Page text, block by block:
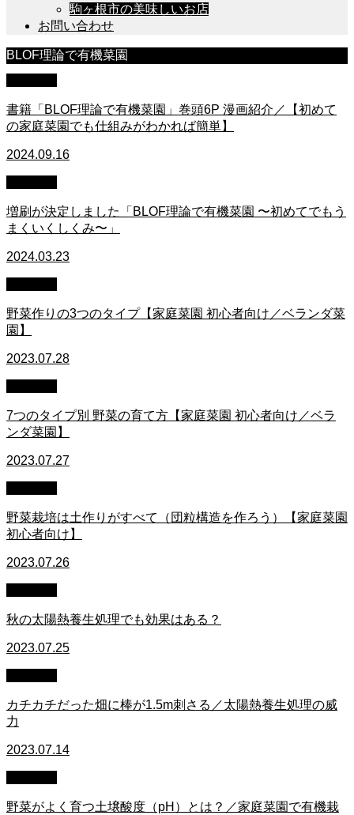
駒ヶ根市の美味しいお店
お問い合わせ
BLOF理論で有機菜園
書籍「BLOF理論で有機菜園」巻頭6P 漫画紹介／【初めて
の家庭菜園でも仕組みがわかれば簡単】
2024.09.16
増刷が決定しました「BLOF理論で有機菜園 〜初めてでもう
まくいくしくみ〜」
2024.03.23
野菜作りの3つのタイプ【家庭菜園 初心者向け／ベランダ菜
園】
2023.07.28
7つのタイプ別 野菜の育て方【家庭菜園 初心者向け／ベラ
ンダ菜園】
2023.07.27
野菜栽培は土作りがすべて（団粒構造を作ろう）【家庭菜園
初心者向け】
2023.07.26
秋の太陽熱養生処理でも効果はある？
2023.07.25
カチカチだった畑に棒が1.5m刺さる／太陽熱養生処理の威
力
2023.07.14
野菜がよく育つ土壌酸度（pH）とは？／家庭菜園で有機栽